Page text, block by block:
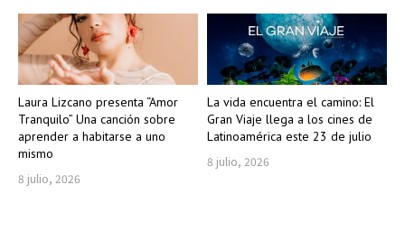
Laura Lizcano presenta “Amor
Tranquilo” Una canción sobre
aprender a habitarse a uno
mismo
8 julio, 2026
La vida encuentra el camino: El
Gran Viaje llega a los cines de
Latinoamérica este 23 de julio
8 julio, 2026